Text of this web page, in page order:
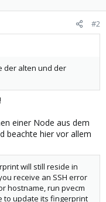
#2
der alten und der
einer Node aus dem
beachte hier vor allem
will still reside in
receive an SSH error
hostname, run pvecm
to update its fingerprint